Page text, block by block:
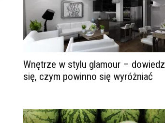
Wnętrze w stylu glamour – dowiedz
się, czym powinno się wyróżniać